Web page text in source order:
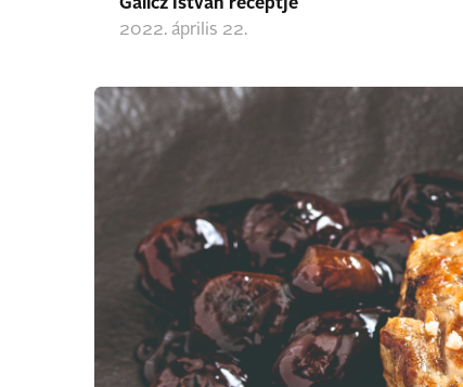
Gálicz István receptje
2022. április 22.